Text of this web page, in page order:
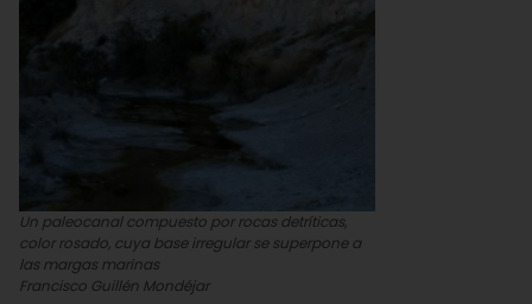
Un paleocanal compuesto por rocas detríticas,
color rosado, cuya base irregular se superpone a
las margas marinas
Francisco Guillén Mondéjar